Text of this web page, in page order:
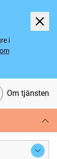
i
Om tjänsten